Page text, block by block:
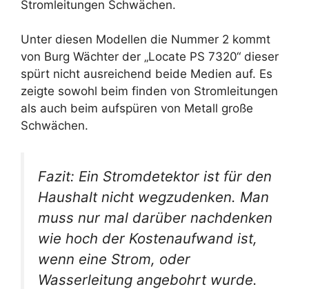
Stromleitungen Schwächen.
Unter diesen Modellen die Nummer 2 kommt
von Burg Wächter der „Locate PS 7320“ dieser
spürt nicht ausreichend beide Medien auf. Es
zeigte sowohl beim finden von Stromleitungen
als auch beim aufspüren von Metall große
Schwächen.
Fazit: Ein Stromdetektor ist für den
Haushalt nicht wegzudenken. Man
muss nur mal darüber nachdenken
wie hoch der Kostenaufwand ist,
wenn eine Strom, oder
Wasserleitung angebohrt wurde.